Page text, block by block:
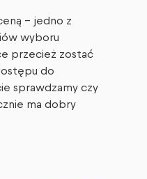
– jedno z
wyboru
przecież zostać
do
sprawdzamy czy
ma dobry